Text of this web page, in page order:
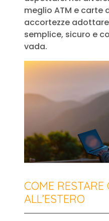
meglio ATM e carte
accortezze
semplice, sicuro e
vada.
COME RESTARE
ALL’ESTERO